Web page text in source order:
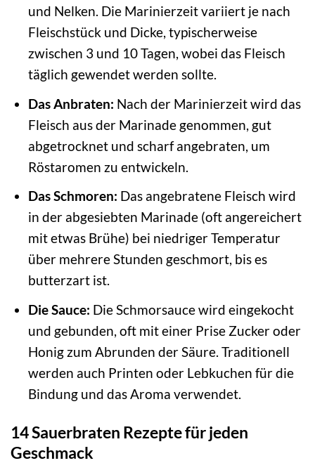
und Nelken. Die Marinierzeit variiert je nach
Fleischstück und Dicke, typischerweise
zwischen 3 und 10 Tagen, wobei das Fleisch
täglich gewendet werden sollte.
Das Anbraten: Nach der Marinierzeit wird das
Fleisch aus der Marinade genommen, gut
abgetrocknet und scharf angebraten, um
Röstaromen zu entwickeln.
Das Schmoren: Das angebratene Fleisch wird
in der abgesiebten Marinade (oft angereichert
mit etwas Brühe) bei niedriger Temperatur
über mehrere Stunden geschmort, bis es
butterzart ist.
Die Sauce: Die Schmorsauce wird eingekocht
und gebunden, oft mit einer Prise Zucker oder
Honig zum Abrunden der Säure. Traditionell
werden auch Printen oder Lebkuchen für die
Bindung und das Aroma verwendet.
14 Sauerbraten Rezepte für jeden
Geschmack